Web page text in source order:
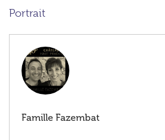
Portrait
Famille Fazembat